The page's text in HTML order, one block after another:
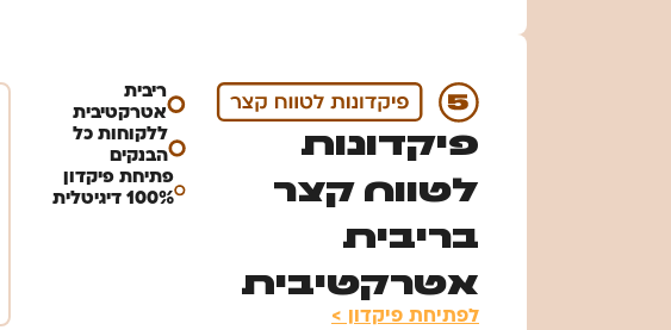
פיקדונות
לטווח קצר
בריבית
אטרקטיבית
לפתיחת פיקדון >
ריבית
אטרקטיבית
ללקוחות כל
הבנקים
פתיחת פיקדון
100% דיגיטלית